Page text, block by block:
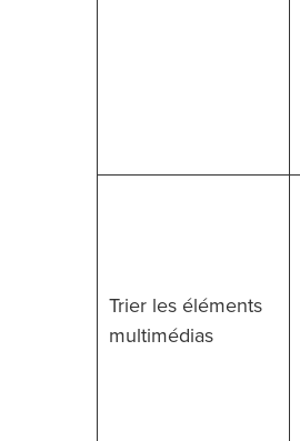
Trier les éléments
multimédias